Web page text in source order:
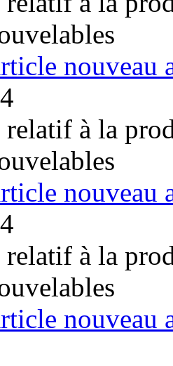
nouveau
à la
nouveau
à la
nouveau